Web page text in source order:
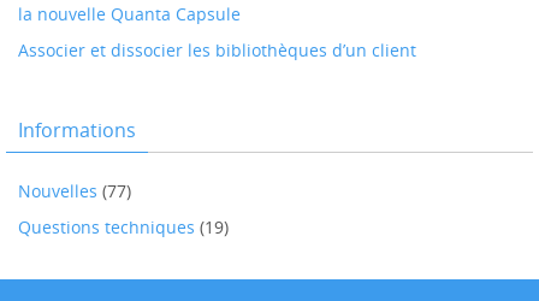
la nouvelle Quanta Capsule
Associer et dissocier les bibliothèques d’un client
Informations
Nouvelles (77)
Questions techniques (19)